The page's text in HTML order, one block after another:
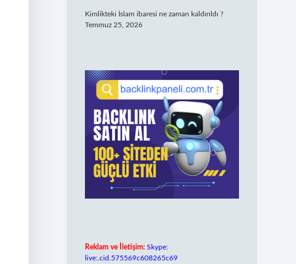
Kimlikteki İslam ibaresi ne zaman kaldırıldı ?
Temmuz 25, 2026
Reklam ve İletişim: Skype:
live:.cid.575569c608265c69